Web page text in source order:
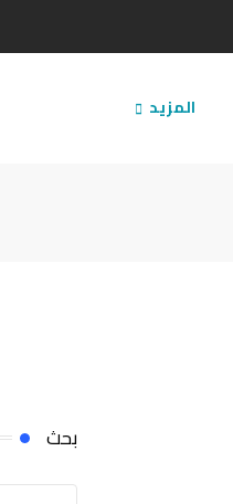
المزيد
بحث